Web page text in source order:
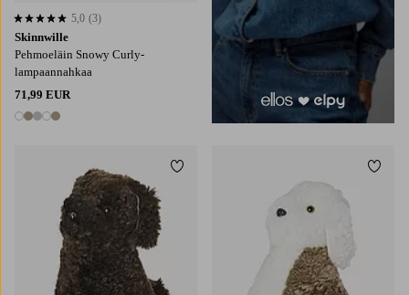
Skinnwille
Pehmoeläin Snowy Curly-
lampaannahkaa
71,99 EUR
5 värejä
5,0 perustuen 3 arvosanaan
5,0 (3)
Lisää suosikkeihin